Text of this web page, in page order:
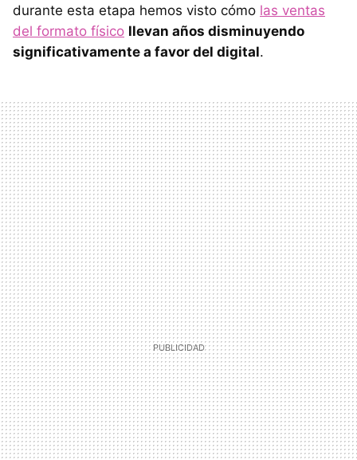
durante esta etapa hemos visto cómo las ventas
del formato físico llevan años disminuyendo
significativamente a favor del digital.